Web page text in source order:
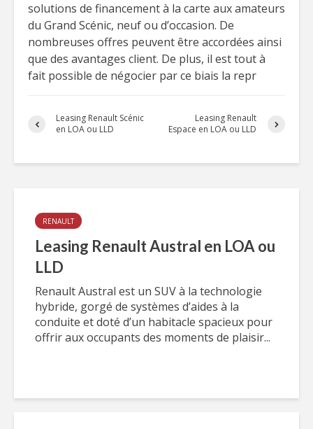
solutions de financement à la carte aux amateurs
du Grand Scénic, neuf ou d’occasion. De
nombreuses offres peuvent être accordées ainsi
que des avantages client. De plus, il est tout à
fait possible de négocier par ce biais la repr
Leasing Renault Scénic
en LOA ou LLD
Leasing Renault
Espace en LOA ou LLD
RENAULT
Leasing Renault Austral en LOA ou
LLD
Renault Austral est un SUV à la technologie
hybride, gorgé de systèmes d’aides à la
conduite et doté d’un habitacle spacieux pour
offrir aux occupants des moments de plaisir...